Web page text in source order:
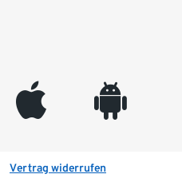
appleinc android
Vertrag widerrufen